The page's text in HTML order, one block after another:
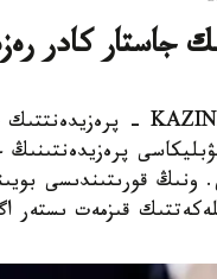
جاستار كادر
قىزمەت ىستەر